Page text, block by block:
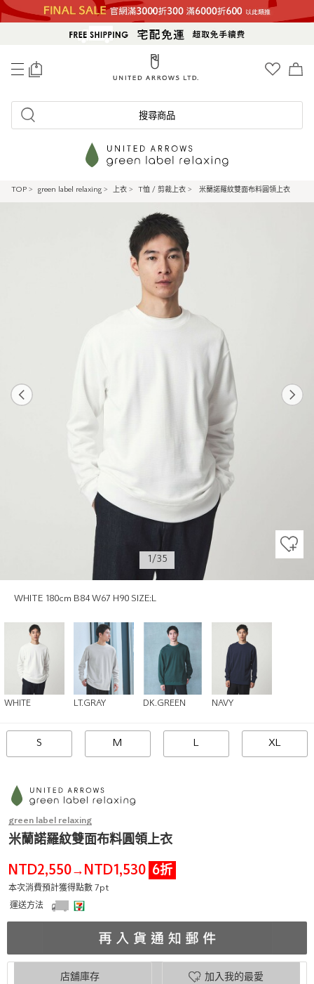
搜尋商品
TOP > green label relaxing > 上衣 > T恤 / 剪裁上衣 > 米蘭諾羅紋雙面布料圓領上衣
WHITE 180cm B84 W67 H90 SIZE:L
1/35
WHITE LT.GRAY DK.GREEN NAVY
S M L XL
green label relaxing
米蘭諾羅紋雙面布料圓領上衣
NTD2,550→ NTD1,530 6折
本次消費預計獲得點數 7pt
運送方法
加入我的最愛
店舖庫存